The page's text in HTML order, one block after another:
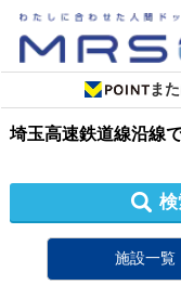
ま
埼玉高速鉄道線沿線
施設一覧